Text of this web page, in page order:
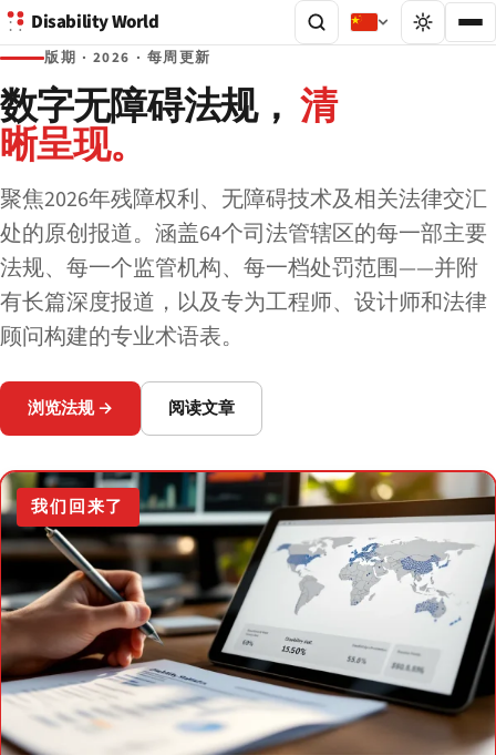
Disability World
版期 · 2026 · 每周更新
数字无障碍法规，清
晰呈现。
聚焦2026年残障权利、无障碍技术及相关法律交汇
处的原创报道。涵盖64个司法管辖区的每一部主要
法规、每一个监管机构、每一档处罚范围——并附
有长篇深度报道，以及专为工程师、设计师和法律
顾问构建的专业术语表。
浏览法规 → 阅读文章
我们回来了